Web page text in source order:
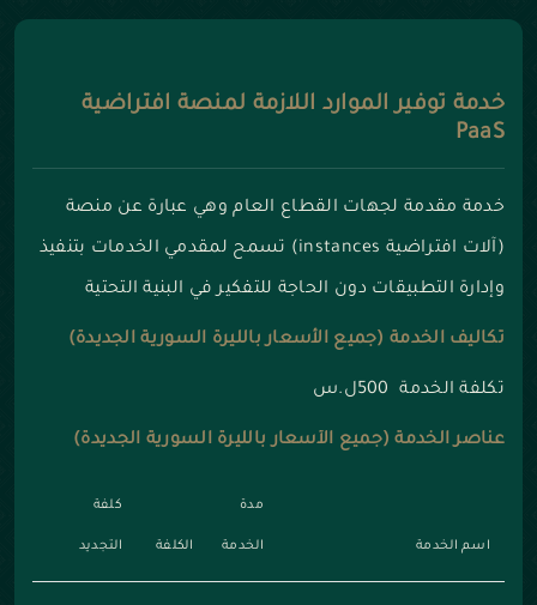
خدمة توفير الموارد اللازمة لمنصة افتراضية
PaaS
خدمة مقدمة لجهات القطاع العام وهي عبارة عن منصة
(آلات افتراضية instances) تسمح لمقدمي الخدمات بتنفيذ
وإدارة التطبيقات دون الحاجة للتفكير في البنية التحتية
تكاليف الخدمة (جميع الأسعار بالليرة السورية الجديدة)
تكلفة الخدمة 500ل.س
عناصر الخدمة (جميع الأسعار بالليرة السورية الجديدة)
اسم الخدمة
مدة
الخدمة الكلفة
كلفة
التجديد